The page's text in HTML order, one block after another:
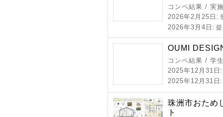
コンペ結果 / 実
2026年2月25日 :
2026年3月4日 :
OUMI
コンペ結果 / 学
2025年12月31日
2025年12月31日
珠洲市おため
ト